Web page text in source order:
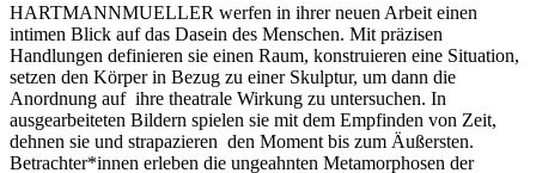
HARTMANNMUELLER werfen in ihrer neuen Arbeit einen
intimen Blick auf das Dasein des Menschen. Mit präzisen
Handlungen definieren sie einen Raum, konstruieren eine Situation,
setzen den Körper in Bezug zu einer Skulptur, um dann die
Anordnung auf ihre theatrale Wirkung zu untersuchen. In
ausgearbeiteten Bildern spielen sie mit dem Empfinden von Zeit,
dehnen sie und strapazieren den Moment bis zum Äußersten.
Betrachter*innen erleben die ungeahnten Metamorphosen der